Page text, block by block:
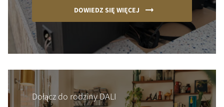
DOWIEDZ SIĘ WIĘCEJ
Dołącz do rodziny DALI